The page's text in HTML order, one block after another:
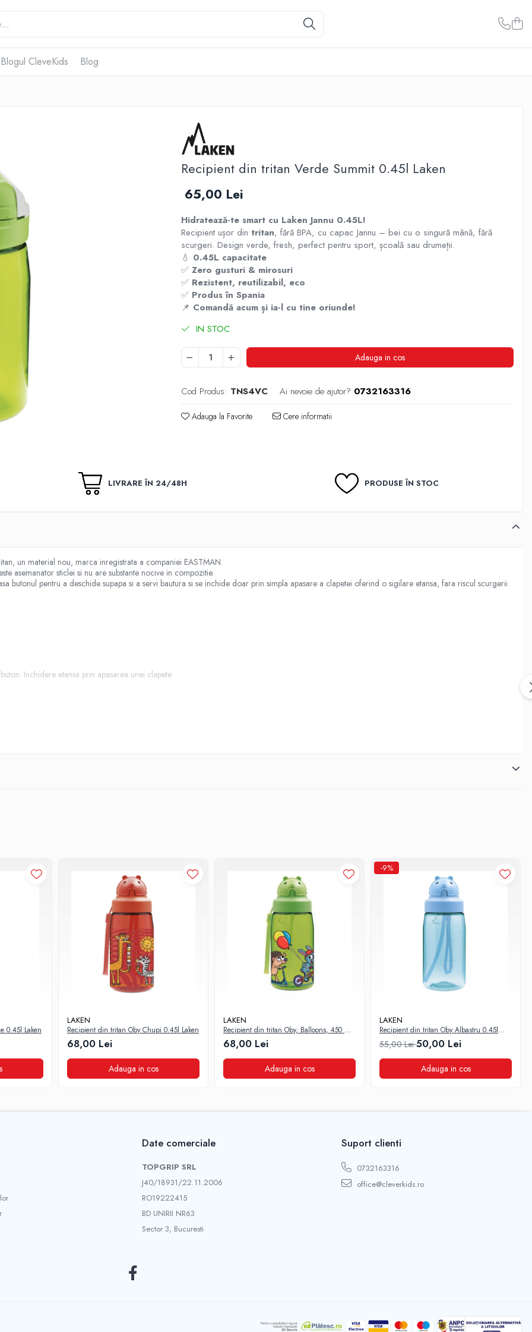
CleveKids Blog
Recipient din tritan Verde Summit 0.45l Laken
65,00 Lei
Hidratează-te smart cu Laken Jannu 0.45L!
Recipient ușor din tritan, fără BPA, cu capac Jannu – bei cu o singură mână, fără
scurgeri. Design verde, fresh, perfect pentru sport, școală sau drumeții.
💧 0.45L capacitate
✅ Zero gusturi & mirosuri
✅ Rezistent, reutilizabil, eco
✅ Produs în Spania
📌 Comandă acum și ia-l cu tine oriunde!
IN STOC
Adauga in cos
Cod Produs: TNS4VC Ai nevoie de ajutor? 0732163316
Adauga la Favorite Cere informatii
LIVRARE ÎN 24/48H PRODUSE ÎN STOC
un material nou, marca inregistrata a companiei EASTMAN.
asemanator sticlei si nu are substante nocive in compozitie.
butonul pentru a deschide supapa si a servi bautura si se inchide doar prin simpla apasare a clapetei oferind o sigilare etansa, fara riscul scurgerii
Inchidere etansa prin apasarea unei clapete
accidentale si nu produc cioburi precum sticla
cu alimente) de catre urmatoarele agentii nationale:
0.45l Laken
LAKEN
Recipient din tritan Oby Chupi 0.45l Laken
68,00 Lei
Adauga in cos
LAKEN
Recipient din tritan Oby, Balloons, 450 ml,
Laken
68,00 Lei
Adauga in cos
-9%
LAKEN
Recipient din tritan Oby Albastru 0.45l
Laken
55,00 Lei50,00 Lei
Adauga in cos
Date comerciale
TOPGRIP SRL
J40/18931/22.11.2006
RO19222415
BD UNIRII NR63
Sector 3, Bucuresti
Suport clienti
0732163316
office@cleverkids.ro